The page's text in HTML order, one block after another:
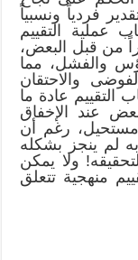
فردياً ونسبياً
عملية التقييم
من قبل البعض،
والفشل، مما
والاحتقان
التقييم عادة ما
عند الإخفاق
مستحيل، رغم أن
لم ينجز بشكله
ولا يمكن
منهجية تتعلق